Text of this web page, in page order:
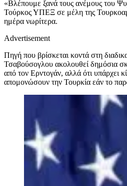
«Βλέπουμε ξανά τους ανέμους του
Τούρκος ΥΠΕΞ σε μέλη της
ημέρα νωρίτερα.
Advertisement
Πηγή που βρίσκεται κοντά στη
Τσαβούσογλου ακολουθεί δημόσια
από τον Ερντογάν, αλλά ότι υπάρχει
απομονώσουν την Τουρκία εάν το